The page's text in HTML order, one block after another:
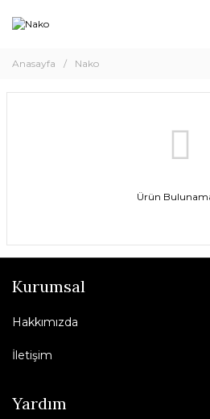
Anasayfa Nako
Ürün
Kurumsal
Hakkımızda
İletişim
Yardım